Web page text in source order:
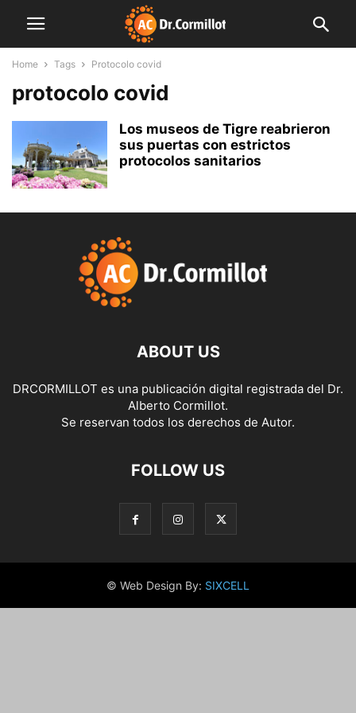
Home Tags Protocolo covid
protocolo covid
Los museos de Tigre reabrieron
sus puertas con estrictos
protocolos sanitarios
ABOUT US
DRCORMILLOT es una publicación digital registrada del Dr.
Alberto Cormillot.
Se reservan todos los derechos de Autor.
FOLLOW US
© Web Design By: SIXCELL